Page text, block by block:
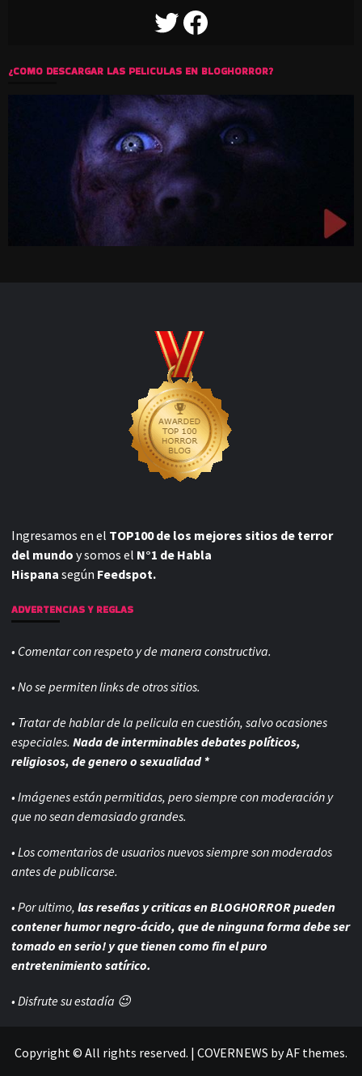
TWITTERFACEBOOK
¿COMO DESCARGAR LAS PELICULAS EN BLOGHORROR?
Ingresamos en el TOP100 de los mejores sitios de terror
del mundo y somos el N°1 de Habla
Hispana según Feedspot.
ADVERTENCIAS Y REGLAS
• Comentar con respeto y de manera constructiva.
• No se permiten links de otros sitios.
• Tratar de hablar de la pelicula en cuestión, salvo ocasiones
especiales. Nada de interminables debates políticos,
religiosos, de genero o sexualidad *
• Imágenes están permitidas, pero siempre conmoderación y
que no sean demasiado grandes.
• Los comentarios de usuarios nuevos siempre son moderados
antes de publicarse.
• Por ultimo, las reseñas y criticas en BLOGHORROR pueden
contener humor negro-ácido, que de ninguna forma debe ser
tomado en serio! y que tienen como fin el puro
entretenimiento satírico.
• Disfrute su estadía 😉
Copyright © All rights reserved. | COVERNEWS by AF themes.